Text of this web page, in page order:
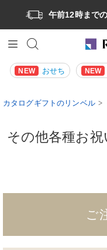
午前12時まで
NEW おせち NEW
カタログギフトのリンベル
その他各種お
ご